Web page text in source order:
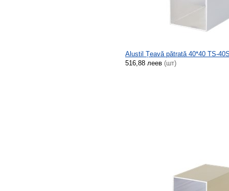
Alustil Țeavă pătrată 40*40 TS-
516,88 леев (шт)